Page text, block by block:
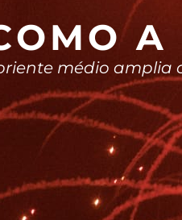
A
médio amplia